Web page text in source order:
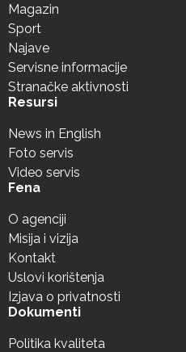
Magazin
Sport
Najave
Servisne informacije
Stranačke aktivnosti
Resursi
News in English
Foto servis
Video servis
Fena
O agenciji
Misija i vizija
Kontakt
Uslovi korištenja
Izjava o privatnosti
Dokumenti
Politika kvaliteta